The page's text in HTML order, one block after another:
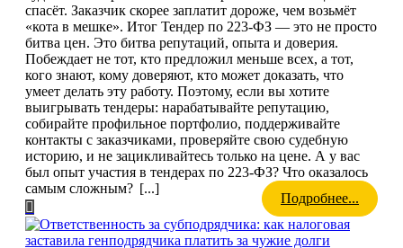
спасёт. Заказчик скорее заплатит дороже, чем возьмёт
«кота в мешке». Итог Тендер по 223-ФЗ — это не просто
битва цен. Это битва репутаций, опыта и доверия.
Побеждает не тот, кто предложил меньше всех, а тот,
кого знают, кому доверяют, кто может доказать, что
умеет делать эту работу. Поэтому, если вы хотите
выигрывать тендеры: нарабатывайте репутацию,
собирайте профильное портфолио, поддерживайте
контакты с заказчиками, проверяйте свою судебную
историю, и не зацикливайтесь только на цене. А у вас
был опыт участия в тендерах по 223-ФЗ? Что оказалось
самым сложным? [...]
Подробнее...